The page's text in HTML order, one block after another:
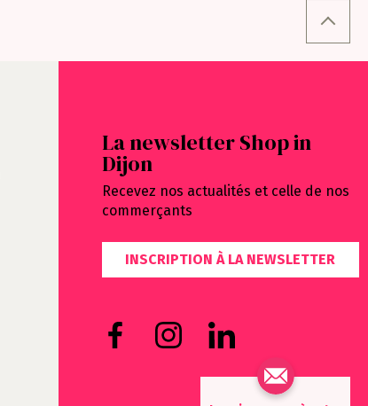
La newsletter Shop in
Dijon
Recevez nos actualités et celle de nos
commerçants
INSCRIPTION À LA NEWSLETTER